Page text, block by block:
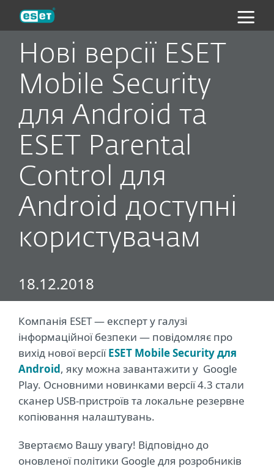
Нові версії ESET
Mobile Security
для Android та
ESET Parental
Control для
Android доступні
користувачам
18.12.2018
Компанія ESET — експерт у галузі
інформаційної безпеки — повідомляє про
вихід нової версіїESET Mobile Security для
Android, яку можна завантажити у Google
Play. Основними новинками версії 4.3 стали
сканер USB-пристроїв та локальне резервне
копіювання налаштувань.
Звертаємо Вашу увагу! Відповідно до
оновленої політики Google для розробників
ESET